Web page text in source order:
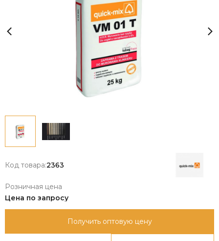
Код товара:2363
Розничная цена
Цена по запросу
Получить оптовую цену